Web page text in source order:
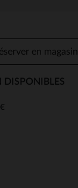
en magasin
DISPONIBLES